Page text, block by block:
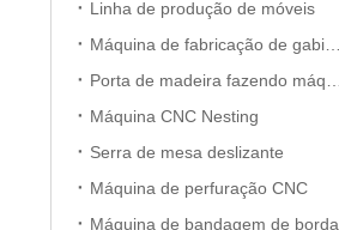
Linha de produção de móveis
Máquina CNC Nesting
Serra de mesa deslizante
Máquina de perfuração CNC
Máquina de bandagem de borda